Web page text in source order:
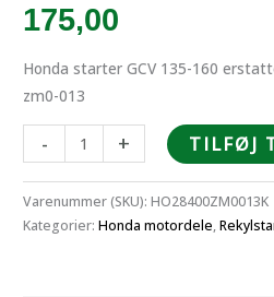
175,00
Honda starter GCV 135-160
zm0-013
-
starter
GCV
135/160
+ TILFØJ
Varenummer (SKU):HO28400ZM0013K
Kategorier:Honda motordele,